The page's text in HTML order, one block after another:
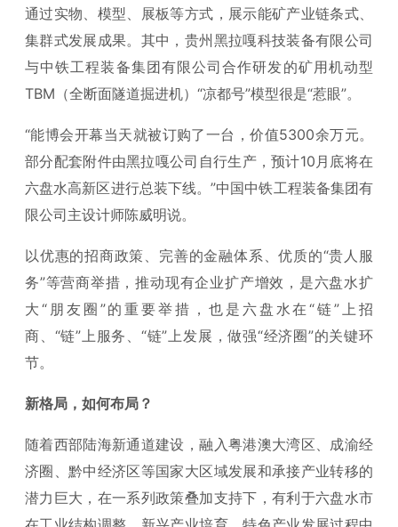
通过实物、模型、展板等方式，展示能矿产业链条式、
集群式发展成果。其中，贵州黑拉嘎科技装备有限公司
与中铁工程装备集团有限公司合作研发的矿用机动型
TBM（全断面隧道掘进机）“凉都号”模型很是“惹眼”。
“能博会开幕当天就被订购了一台，价值5300余万元。
部分配套附件由黑拉嘎公司自行生产，预计10月底将在
六盘水高新区进行总装下线。”中国中铁工程装备集团有
限公司主设计师陈威明说。
以优惠的招商政策、完善的金融体系、优质的“贵人服
务”等营商举措，推动现有企业扩产增效，是六盘水扩
大“朋友圈”的重要举措，也是六盘水在“链”上招
商、“链”上服务、“链”上发展，做强“经济圈”的关键环
节。
新格局，如何布局？
随着西部陆海新通道建设，融入粤港澳大湾区、成渝经
济圈、黔中经济区等国家大区域发展和承接产业转移的
潜力巨大，在一系列政策叠加支持下，有利于六盘水市